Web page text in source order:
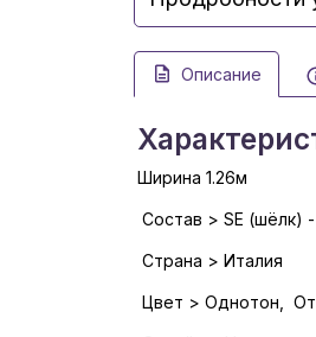
Описание
Ширина 1.26м
Состав > SE (шёлк) -
Страна > Италия
Цвет > Однотон,